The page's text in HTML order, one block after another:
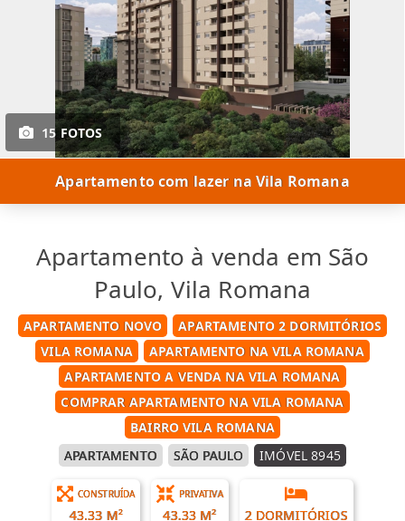
15 FOTOS
Apartamento com lazer na Vila Romana
Apartamento à venda em São
Paulo, Vila Romana
APARTAMENTO NOVO
APARTAMENTO 2 DORMITÓRIOS
VILA ROMANA
APARTAMENTO NA VILA ROMANA
APARTAMENTO A VENDA NA VILA ROMANA
COMPRAR APARTAMENTO NA VILA ROMANA
BAIRRO VILA ROMANA
APARTAMENTO
SÃO PAULO IMÓVEL 8945
CONSTRUÍDA
43.33 M²
PRIVATIVA
43.33 M² 2 DORMITÓRIOS